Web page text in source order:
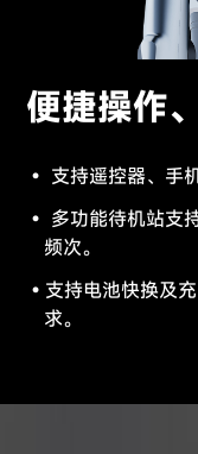
便捷操作
支持遥控器、手
多功能待机站支
频次。
支持电池快换及
求。